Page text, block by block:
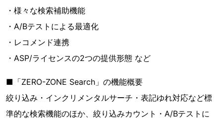
・様々な検索補助機能
・A/Bテストによる最適化
・レコメンド連携
・ASP/ライセンスの2つの提供形態 など
■「ZERO-ZONE Search」の機能概要
絞り込み・インクリメンタルサーチ・表記ゆれ対応など標
準的な検索機能のほか、絞り込みカウント・A/Bテストに